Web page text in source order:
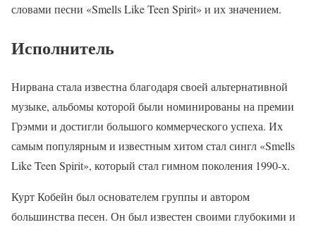
словами песни «Smells Like Teen Spirit» и их значением.
Исполнитель
Нирвана стала известна благодаря своей альтернативной
музыке, альбомы которой были номинированы на премии
Грэмми и достигли большого коммерческого успеха. Их
самым популярным и известным хитом стал сингл «Smells
Like Teen Spirit», который стал гимном поколения 1990-х.
Курт Кобейн был основателем группы и автором
большинства песен. Он был известен своими глубокими и